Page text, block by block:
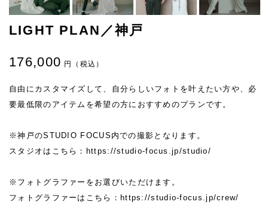
LIGHT PLAN／神戸
176,000 円（税込）
自由にカスタマイズして、自分らしいフォトを叶えたい方や、必
要最低限のアイテムを希望の方におすすめのプランです。
※神戸のSTUDIO FOCUS内での撮影となります。
スタジオはこちら： https://studio-focus.jp/studio/
※フォトグラファーをお選びいただけます。
フォトグラファーはこちら： https://studio-focus.jp/crew/